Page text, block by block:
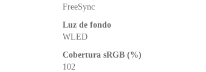
FreeSync
Luz de fondo
WLED
Cobertura sRGB (%)
102